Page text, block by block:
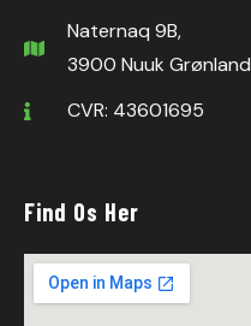
Naternaq 9B,
3900 Nuuk Grønland
CVR: 43601695
Find Os Her